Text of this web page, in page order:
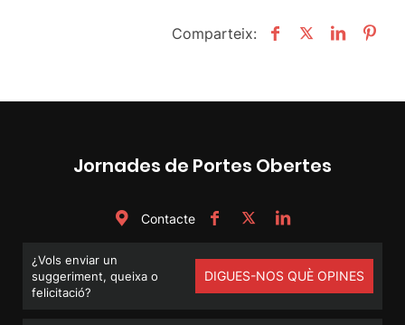
Comparteix:
Jornades de Portes Obertes
Contacte
¿Vols enviar un
suggeriment, queixa o
felicitació?
DIGUES-NOS QUÈ OPINES